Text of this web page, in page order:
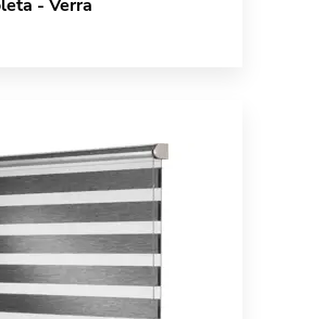
- Verra